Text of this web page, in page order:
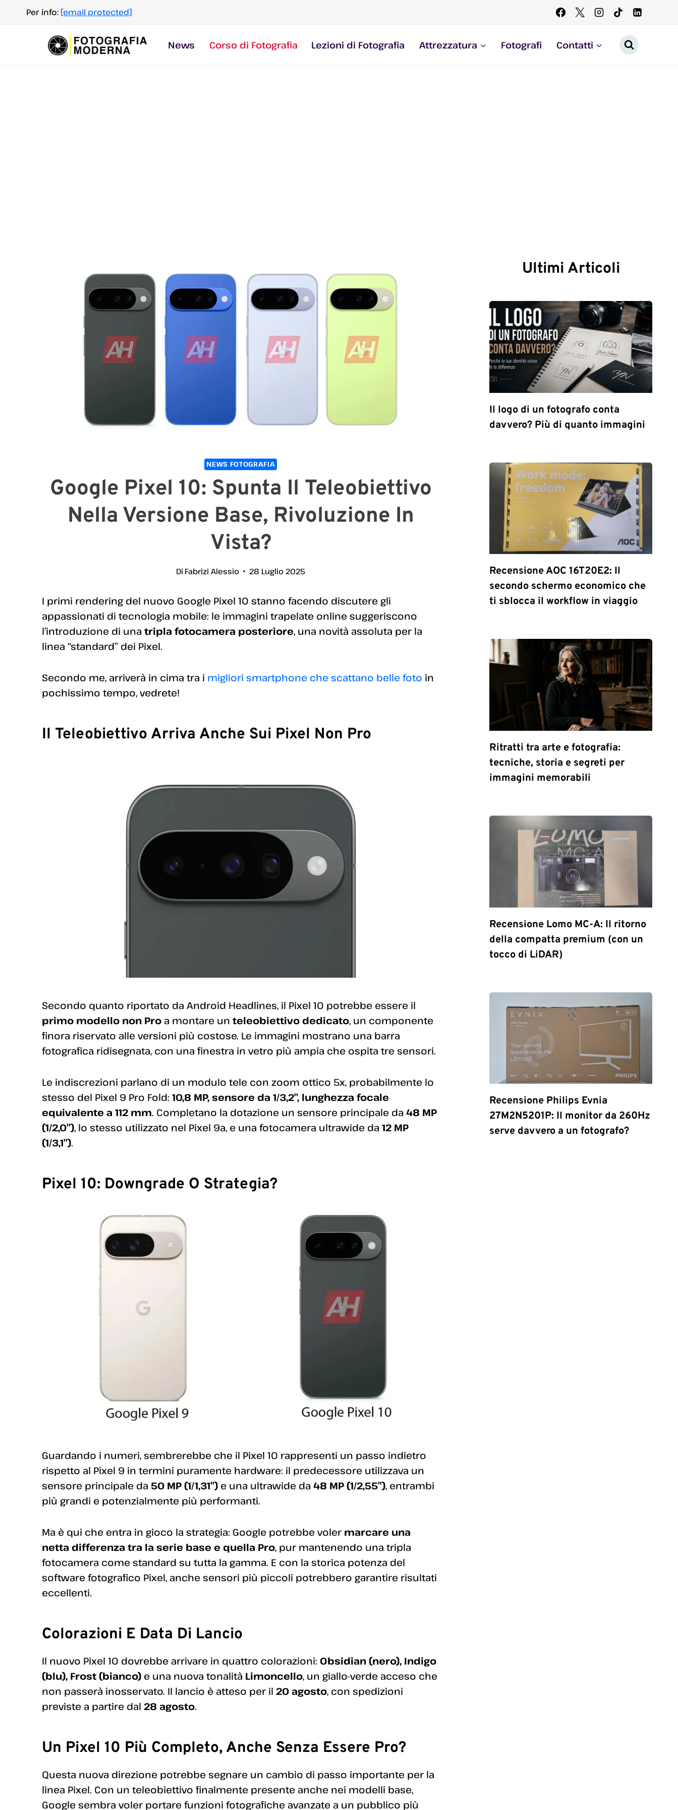
contenuto
Per info: [email protected]
News Corso di Fotografia Lezioni di Fotografia Attrezzatura Fotografi Contatti
NEWS FOTOGRAFIA
Google Pixel 10: Spunta Il Teleobiettivo
Nella Versione Base, Rivoluzione In
Vista?
Di Fabrizi Alessio 28 Luglio 2025
I primi rendering del nuovo Google Pixel 10 stanno facendo discutere gli
appassionati di tecnologia mobile: le immagini trapelate online suggeriscono
l’introduzione di una tripla fotocamera posteriore, una novità assoluta per la
linea “standard” dei Pixel.
Secondo me, arriverà in cima tra i migliori smartphone che scattano belle foto in
pochissimo tempo, vedrete!
Il Teleobiettivo Arriva Anche Sui Pixel Non Pro
Secondo quanto riportato da Android Headlines, il Pixel 10 potrebbe essere il
primo modello non Pro a montare un teleobiettivo dedicato, un componente
finora riservato alle versioni più costose. Le immagini mostrano una barra
fotografica ridisegnata, con una finestra in vetro più ampia che ospita tre sensori.
Le indiscrezioni parlano di un modulo tele con zoom ottico 5x, probabilmente lo
stesso del Pixel 9 Pro Fold: 10,8 MP, sensore da 1/3,2″, lunghezza focale
equivalente a 112 mm. Completano la dotazione un sensore principale da 48 MP
(1/2,0″), lo stesso utilizzato nel Pixel 9a, e una fotocamera ultrawide da 12 MP
(1/3,1″).
Pixel 10: Downgrade O Strategia?
Guardando i numeri, sembrerebbe che il Pixel 10 rappresenti un passo indietro
rispetto al Pixel 9 in termini puramente hardware: il predecessore utilizzava un
sensore principale da 50 MP (1/1,31″) e una ultrawide da 48 MP (1/2,55″), entrambi
più grandi e potenzialmente più performanti.
Ma è qui che entra in gioco la strategia: Google potrebbe voler marcare una
netta differenza tra la serie base e quella Pro, pur mantenendo una tripla
fotocamera come standard su tutta la gamma. E con la storica potenza del
software fotografico Pixel, anche sensori più piccoli potrebbero garantire risultati
eccellenti.
Colorazioni E Data Di Lancio
Il nuovo Pixel 10 dovrebbe arrivare in quattro colorazioni: Obsidian (nero), Indigo
(blu), Frost (bianco) e una nuova tonalità Limoncello, un giallo-verde acceso che
non passerà inosservato. Il lancio è atteso per il 20 agosto, con spedizioni
previste a partire dal 28 agosto.
Un Pixel 10 Più Completo, Anche Senza Essere Pro?
Questa nuova direzione potrebbe segnare un cambio di passo importante per la
linea Pixel. Con un teleobiettivo finalmente presente anche nei modelli base,
Google sembra voler portare funzioni fotografiche avanzate a un pubblico più
Ultimi Articoli
Il logo di un fotografo conta
davvero? Più di quanto immagini
Recensione AOC 16T20E2: Il
secondo schermo economico che
ti sblocca il workflow in viaggio
Ritratti tra arte e fotografia:
tecniche, storia e segreti per
immagini memorabili
Recensione Lomo MC-A: Il ritorno
della compatta premium (con un
tocco di LiDAR)
Recensione Philips Evnia
27M2N5201P: Il monitor da 260Hz
serve davvero a un fotografo?